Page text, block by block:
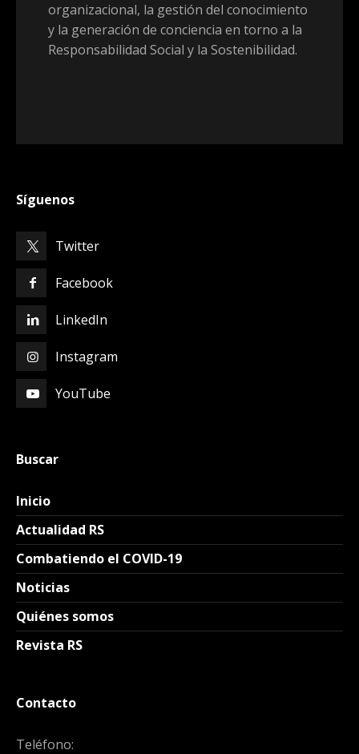
organizacional, la gestión del conocimiento
y la generación de conciencia en torno a la
Responsabilidad Social y la Sostenibilidad.
Síguenos
Twitter
Facebook
LinkedIn
Instagram
YouTube
Buscar
Inicio
Actualidad RS
Combatiendo el COVID-19
Noticias
Quiénes somos
Revista RS
Contacto
Teléfono: